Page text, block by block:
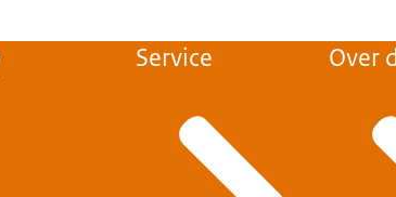
Service Over